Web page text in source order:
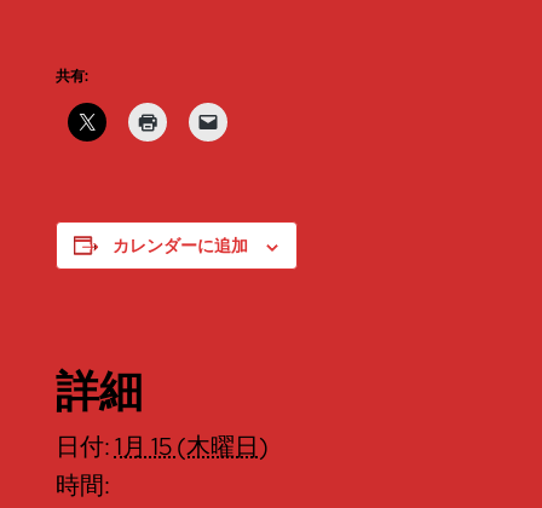
共有:
カレンダーに追加
詳細
日付:1月 15 (木曜日)
時間: